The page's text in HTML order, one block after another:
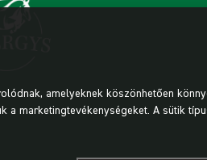
amelyeknek köszönhetően
a marketingtevékenységeket. A sütik